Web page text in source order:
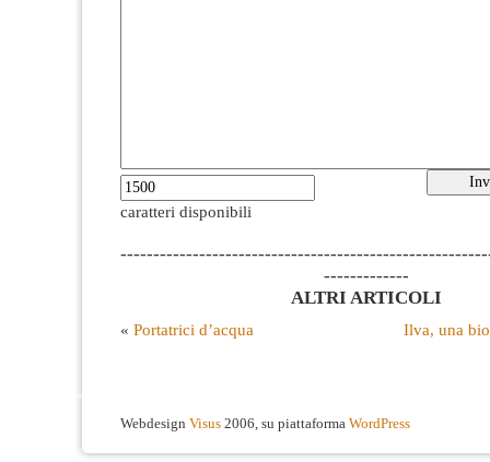
caratteri disponibili
-------------
ALTRI ARTICOLI
« Portatrici d’acqua Ilva, una
Webdesign Visus 2006, su piattaforma WordPress